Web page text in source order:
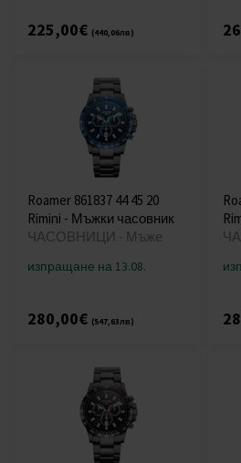
225,00€ (440,06лв)
Roamer 861837 44 45 20
Rimini - Мъжки часовник
ЧАСОВНИЦИ - Мъже
изпращане на 13.08.
280,00€ (547,63лв)